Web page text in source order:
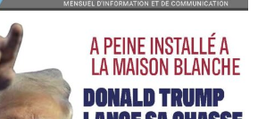
d'abonnement